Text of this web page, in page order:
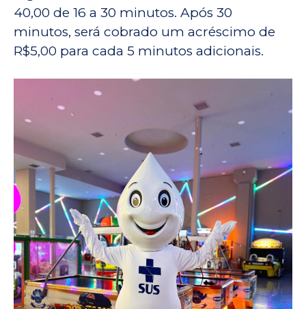
40,00 de 16 a 30 minutos. Após 30
minutos, será cobrado um acréscimo de
R$5,00 para cada 5 minutos adicionais.